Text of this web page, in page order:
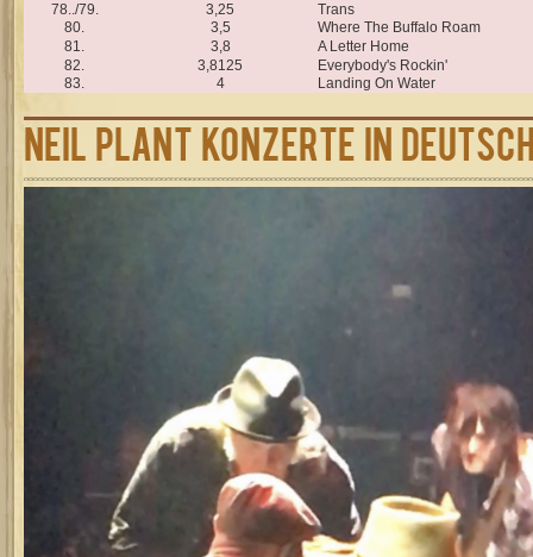
78../79.
3,25
Trans
80.
3,5
Where The Buffalo Roam
81.
3,8
A Letter Home
82.
3,8125
Everybody's Rockin'
83.
4 Landing On Water
Neil plant Konzerte in